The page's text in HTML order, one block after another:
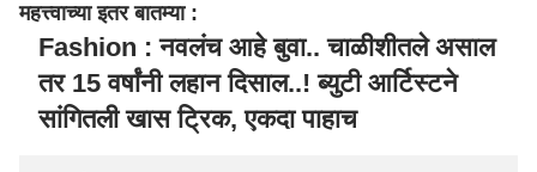
महत्त्वाच्या इतर बातम्या :
Fashion : नवलंच आहे बुवा.. चाळीशीतले असाल
तर 15 वर्षांनी लहान दिसाल..! ब्युटी आर्टिस्टने
सांगितली खास ट्रिक, एकदा पाहाच